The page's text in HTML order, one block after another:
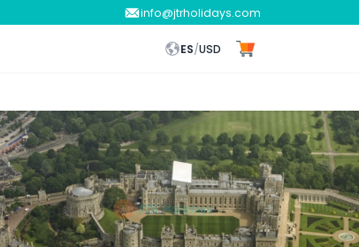
info@jtrholidays.com
ES/USD